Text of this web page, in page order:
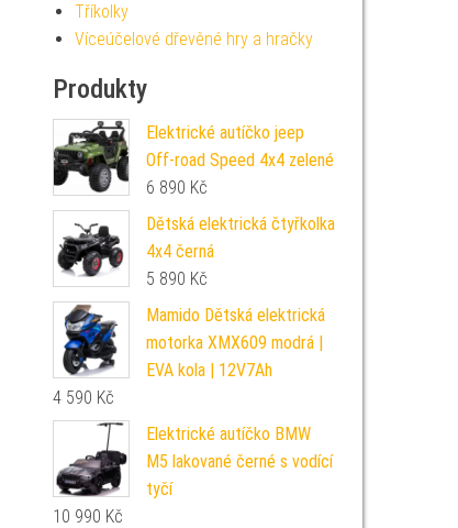
Tříkolky
Víceúčelové dřevěné hry a hračky
Produkty
Elektrické autíčko jeep
Off-road Speed 4x4 zelené
6 890 Kč
Dětská elektrická čtyřkolka
4x4 černá
5 890 Kč
Mamido Dětská elektrická
motorka XMX609 modrá |
EVA kola | 12V7Ah
4 590 Kč
Elektrické autíčko BMW
M5 lakované černé s vodící
tyčí
10 990 Kč